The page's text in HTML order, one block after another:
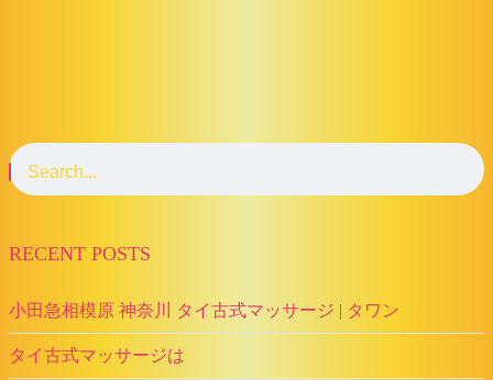
RECENT POSTS
小田急相模原 神奈川 タイ古式マッサージ | タワン
タイ古式マッサージは